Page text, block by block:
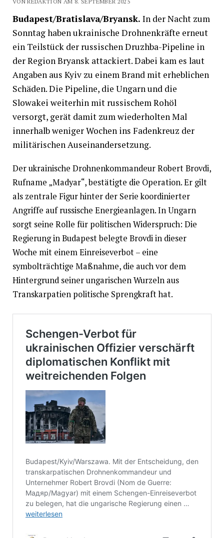
Budapest/Bratislava/Bryansk. In der Nacht zum
Sonntag haben ukrainische Drohnenkräfte erneut
ein Teilstück der russischen Druzhba-Pipeline in
der Region Bryansk attackiert. Dabei kam es laut
Angaben aus Kyiv zu einem Brand mit erheblichen
Schäden. Die Pipeline, die Ungarn und die
Slowakei weiterhin mit russischem Rohöl
versorgt, gerät damit zum wiederholten Mal
innerhalb weniger Wochen ins Fadenkreuz der
militärischen Auseinandersetzung.
Der ukrainische Drohnenkommandeur Robert Brovdi,
Rufname „Madyar“, bestätigte die Operation. Er gilt
als zentrale Figur hinter der Serie koordinierter
Angriffe auf russische Energieanlagen. In Ungarn
sorgt seine Rolle für politischen Widerspruch: Die
Regierung in Budapest belegte Brovdi in dieser
Woche mit einem Einreiseverbot – eine
symbolträchtige Maßnahme, die auch vor dem
Hintergrund seiner ungarischen Wurzeln aus
Transkarpatien politische Sprengkraft hat.